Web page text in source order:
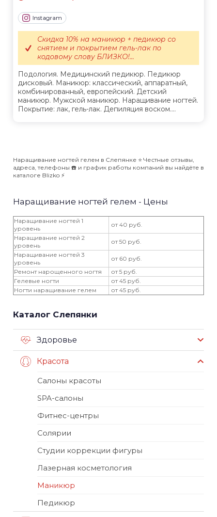
Instagram
Подология. Медицинский педикюр. Педикюр
дисковый. Маникюр: классический, аппаратный,
комбинированный, европейский. Детский
маникюр. Мужской маникюр. Наращивание ногтей.
Покрытие: лак, гель-лак. Депиляция воском....
Скидка 10% на маникюр + педикюр со
снятием и покрытием гель-лак по
кодовому слову БЛИЗКО!...
Наращивание ногтей гелем в Слепянке ⭐️ Честные отзывы,
адреса, телефоны ☎️ и график работы компаний вы найдёте в
каталоге Blizko ⚡️
Наращивание ногтей гелем - Цены
Наращивание ногтей 1
уровень
от 40 руб.
Наращивание ногтей 2
уровень
от 50 руб.
Наращивание ногтей 3
уровень
от 60 руб.
Ремонт нарощенного ногтя
от 5 руб.
Гелевые ногти
от 45 руб.
Ногти наращивание гелем
от 45 руб.
Каталог Слепянки
Здоровье
Красота
Салоны красоты
SPA-салоны
Фитнес-центры
Солярии
Студии коррекции фигуры
Лазерная косметология
Маникюр
Педикюр